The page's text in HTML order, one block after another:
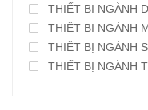
THIẾT BỊ NGÀNH
THIẾT BỊ NGÀNH
THIẾT BỊ NGÀNH
THIẾT BỊ NGÀNH